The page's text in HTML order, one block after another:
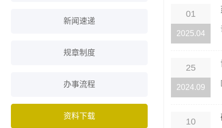
新闻速递
规章制度
办事流程
资料下载
01
2025.04
25
2024.09
[
10